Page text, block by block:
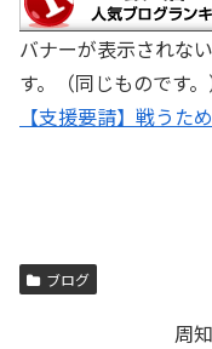
バナーが表示されない
す。（同じものです。
【支援要請】戦うた
ブログ
周